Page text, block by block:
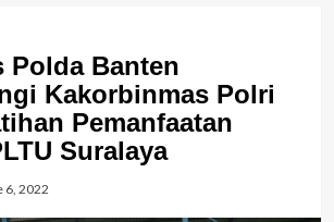
Polda Banten
Kakorbinmas Polri
Pemanfaatan
Suralaya
6, 2022